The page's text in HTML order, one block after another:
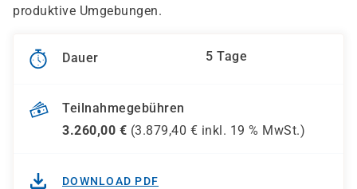
produktive Umgebungen.
Dauer 5 Tage
Teilnahmegebühren
3.260,00 € (3.879,40 € inkl. 19 % MwSt.)
DOWNLOAD PDF